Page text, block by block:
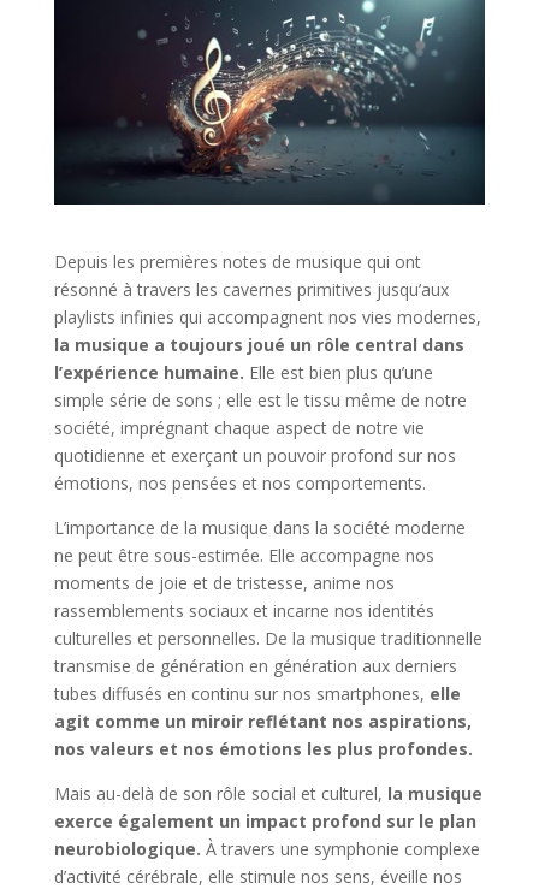
Depuis les premières notes de musique qui ont
résonné à travers les cavernes primitives jusqu’aux
playlists infinies qui accompagnent nos vies modernes,
la musique a toujours joué un rôle central dans
l’expérience humaine. Elle est bien plus qu’une
simple série de sons ; elle est le tissu même de notre
société, imprégnant chaque aspect de notre vie
quotidienne et exerçant un pouvoir profond sur nos
émotions, nos pensées et nos comportements.
L’importance de la musique dans la société moderne
ne peut être sous-estimée. Elle accompagne nos
moments de joie et de tristesse, anime nos
rassemblements sociaux et incarne nos identités
culturelles et personnelles. De la musique traditionnelle
transmise de génération en génération aux derniers
tubes diffusés en continu sur nos smartphones, elle
agit comme un miroir reflétant nos aspirations,
nos valeurs et nos émotions les plus profondes.
Mais au-delà de son rôle social et culturel, la musique
exerce également un impact profond sur le plan
neurobiologique. À travers une symphonie complexe
d’activité cérébrale, elle stimule nos sens, éveille nos